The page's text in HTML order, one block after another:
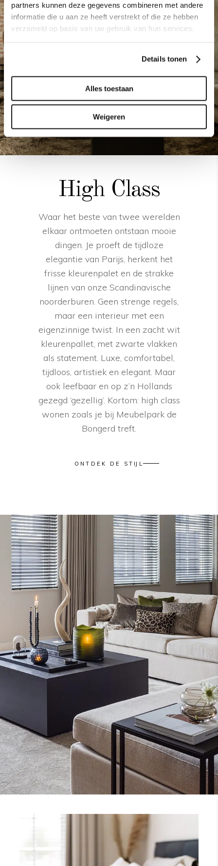
partners kunnen deze gegevens combineren met andere
informatie die u aan ze heeft verstrekt of die ze hebben
verzameld op basis van uw gebruik van hun services.
Details tonen
Alles toestaan
Weigeren
High Class
Waar het beste van twee werelden
elkaar ontmoeten ontstaan mooie
dingen. Je proeft de tijdloze
elegantie van Parijs, herkent het
frisse kleurenpalet en de strakke
lijnen van onze Scandinavische
noorderburen. Geen strenge regels,
maar een interieur met een
eigenzinnige twist. In een zacht wit
kleurenpallet, met zwarte vlakken
als statement. Luxe, comfortabel,
tijdloos, artistiek en elegant. Maar
ook leefbaar en op z’n Hollands
gezegd ‘gezellig’. Kortom: high class
wonen zoals je bij Meubelpark de
Bongerd treft.
ONTDEK DE STIJL